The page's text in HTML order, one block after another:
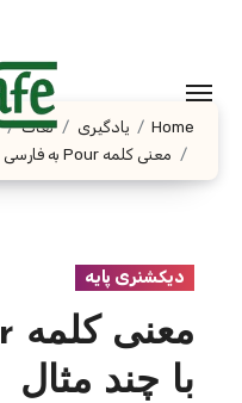
content
Home یادگیری لغات
معنی کلمه Pour به فارسی با چند مثال
دیکشنری پایه
با چند مثال